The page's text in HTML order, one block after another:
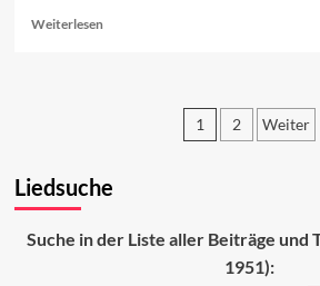
WeiterlesenRead
2023
Beiträge
1 2 Weiter
Liedsuche
Suche in der Liste aller Beiträge und
1951):